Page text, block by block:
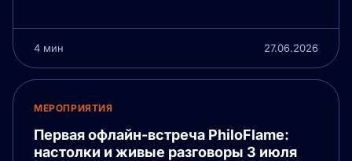
4 мин 27.06.2026
МЕРОПРИЯТИЯ
Первая офлайн-встреча PhiloFlame:
настолки и живые разговоры 3 июля